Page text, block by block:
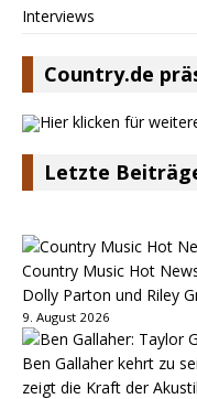
Interviews
Country.de
Letzte
Country Music Hot
Dolly Parton und Riley
9. August 2026
Ben Gallaher kehrt zu
zeigt die Kraft der